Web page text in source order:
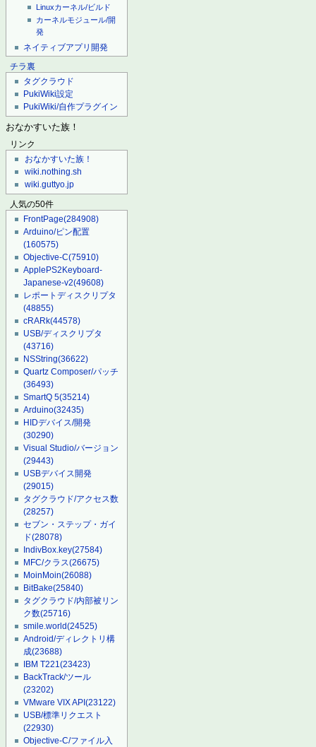
Linuxカーネル/ビルド
カーネルモジュール/開
発
ネイティブアプリ開発
チラ裏
タグクラウド
PukiWiki設定
PukiWiki/自作プラグイン
おなかすいた族！
リンク
おなかすいた族！
wiki.nothing.sh
wiki.guttyo.jp
人気の50件
FrontPage(284908)
Arduino/ピン配置
(160575)
Objective-C(75910)
ApplePS2Keyboard-
Japanese-v2(49608)
レポートディスクリプタ
(48855)
cRARk(44578)
USB/ディスクリプタ
(43716)
NSString(36622)
Quartz Composer/パッチ
(36493)
SmartQ 5(35214)
Arduino(32435)
HIDデバイス/開発
(30290)
Visual Studio/バージョン
(29443)
USBデバイス開発
(29015)
タグクラウド/アクセス数
(28257)
セブン・ステップ・ガイ
ド(28078)
IndivBox.key(27584)
MFC/クラス(26675)
MoinMoin(26088)
BitBake(25840)
タグクラウド/内部被リン
ク数(25716)
smile.world(24525)
Android/ディレクトリ構
成(23688)
IBM T221(23423)
BackTrack/ツール
(23202)
VMware VIX API(23122)
USB/標準リクエスト
(22930)
Objective-C/ファイル入